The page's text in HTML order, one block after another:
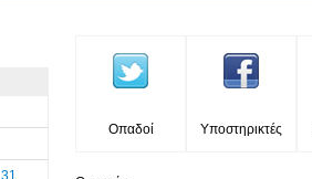
31
Οπαδοί Υποστηρικτές